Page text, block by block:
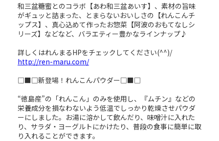
和三盆糖蜜とのコラボ【あわ和三盆あいす】、素材の旨味
がギュッと詰まった、とまらないおいしさの【れんこんチ
ップス】、真心込めて作ったお惣菜【阿波のおもてなしシ
リーズ】などなど、バラエティー豊かなラインナップ♪
詳しくはれんまるHPをチェックしてください(^^)/
http://ren-maru.com/
□■□新登場！れんこんパウダー□■□
“徳島産”の「れんこん」のみを使用し、『ムチン』などの
栄養成分を損なわないよう低温でしっかり乾燥させパウダ
ーにしました。お湯に溶かして飲んだり、味噌汁に入れた
り、サラダ・ヨーグルトにかけたり、普段の食事に簡単に取
り入れることができます。